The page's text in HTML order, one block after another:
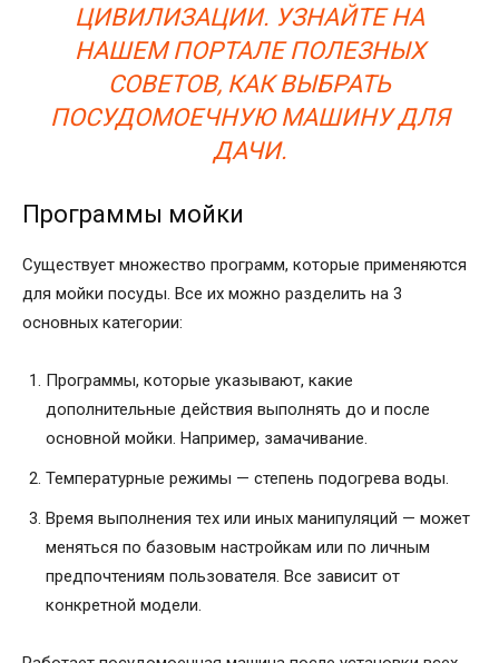
ЦИВИЛИЗАЦИИ. УЗНАЙТЕ НА
НАШЕМ ПОРТАЛЕ ПОЛЕЗНЫХ
СОВЕТОВ, КАК ВЫБРАТЬ
ПОСУДОМОЕЧНУЮ МАШИНУ ДЛЯ
ДАЧИ.
Программы мойки
Существует множество программ, которые применяются
для мойки посуды. Все их можно разделить на 3
основных категории:
Программы, которые указывают, какие
дополнительные действия выполнять до и после
основной мойки. Например, замачивание.
Температурные режимы — степень подогрева воды.
Время выполнения тех или иных манипуляций — может
меняться по базовым настройкам или по личным
предпочтениям пользователя. Все зависит от
конкретной модели.